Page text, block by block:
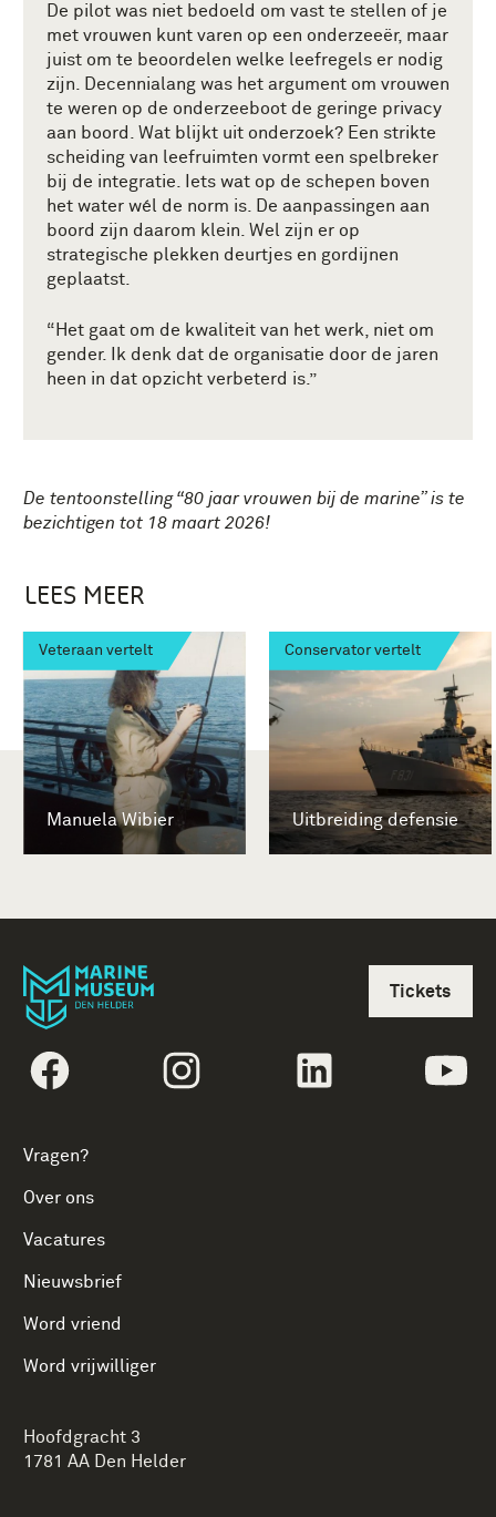
De pilot was niet bedoeld om vast te stellen of je
met vrouwen kunt varen op een onderzeeër, maar
juist om te beoordelen welke leefregels er nodig
zijn. Decennialang was het argument om vrouwen
te weren op de onderzeeboot de geringe privacy
aan boord. Wat blijkt uit onderzoek? Een strikte
scheiding van leefruimten vormt een spelbreker
bij de integratie. Iets wat op de schepen boven
het water wél de norm is. De aanpassingen aan
boord zijn daarom klein. Wel zijn er op
strategische plekken deurtjes en gordijnen
geplaatst.
“Het gaat om de kwaliteit van het werk, niet om
gender. Ik denk dat de organisatie door de jaren
heen in dat opzicht verbeterd is.”
De tentoonstelling “80 jaar vrouwen bij de marine” is te
bezichtigen tot 18 maart 2026!
LEES MEER
Veteraan vertelt
Manuela Wibier
Conservator vertelt
Uitbreiding defensie
volgtekstFacebookvolgtekstInstagramvolgtekstLinkedin
Vragen?
Over ons
Vacatures
Nieuwsbrief
Word vriend
Word vrijwilliger
Tickets
Hoofdgracht 3
1781 AA Den Helder